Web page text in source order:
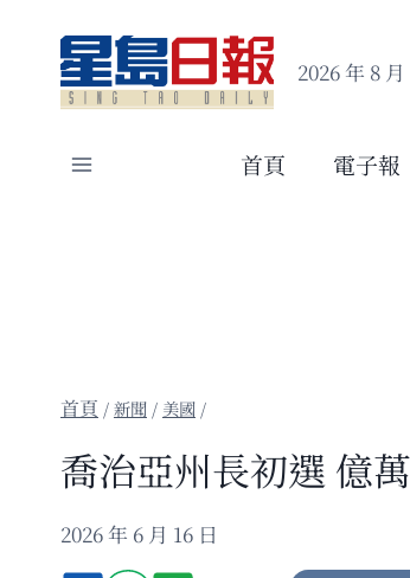
content
2026 年 8 月
首頁 電子報
/新聞 / 美國 /
喬治亞州長初選 億
2026 年 6 月 16 日